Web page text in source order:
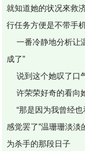
就知道她的状况來救
行任务方便是不带手
一番冷静地分析让
成了”
说到这个她叹了口
许荣荣好奇的看向
“那是因为我曾经也
感觉罢了”温珊珊淡
为杀手的那段日子